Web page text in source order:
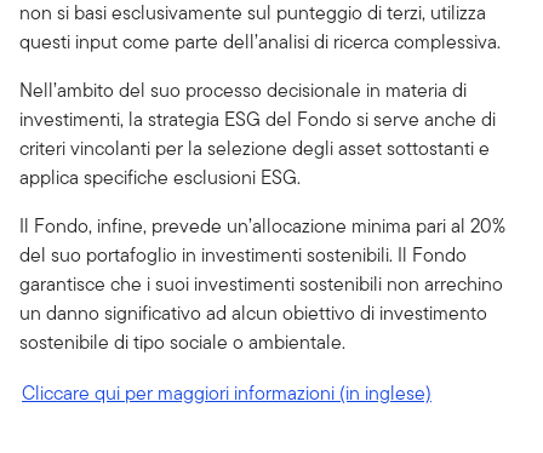
non si basi esclusivamente sul punteggio di terzi, utilizza
questi input come parte dell’analisi di ricerca complessiva.
Nell’ambito del suo processo decisionale in materia di
investimenti, la strategia ESG del Fondo si serve anche di
criteri vincolanti per la selezione degli asset sottostanti e
applica specifiche esclusioni ESG.
Il Fondo, infine, prevede un’allocazione minima pari al 20%
del suo portafoglio in investimenti sostenibili. Il Fondo
garantisce che i suoi investimenti sostenibili non arrechino
un danno significativo ad alcun obiettivo di investimento
sostenibile di tipo sociale o ambientale.
Cliccare qui per maggiori informazioni (in inglese)